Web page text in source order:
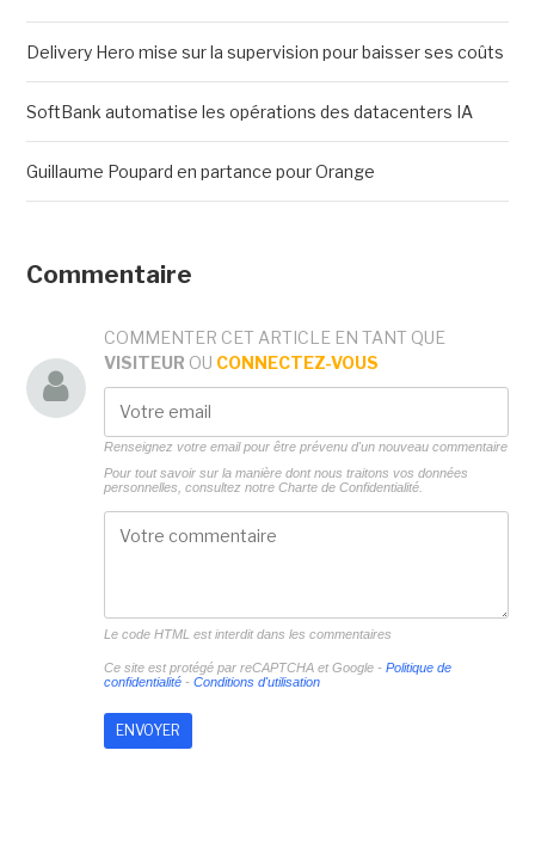
Delivery Hero mise sur la supervision pour baisser ses coûts
SoftBank automatise les opérations des datacenters IA
Guillaume Poupard en partance pour Orange
Commentaire
COMMENTER CET ARTICLE EN TANT QUE
VISITEUR OU CONNECTEZ-VOUS
Renseignez votre email pour être prévenu d'un nouveau commentaire
Pour tout savoir sur la manière dont nous traitons vos données
personnelles, consultez notre Charte de Confidentialité.
Le code HTML est interdit dans les commentaires
Ce site est protégé par reCAPTCHA et Google - Politique de
confidentialité- Conditions d'utilisation